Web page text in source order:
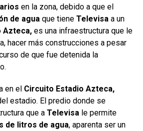
en la zona, debido a que el
de agua que tiene Televisa a un
Azteca, es una infraestructura que le
hacer más construcciones a pesar
de que fue detenida la
en el Circuito Estadio Azteca,
estadio. El predio donde se
que a Televisa le permite
de litros de agua, aparenta ser un